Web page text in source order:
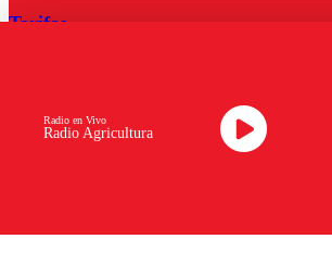
Radio Agricultura
Radio en Vivo
Tarifas
Descarga la APP